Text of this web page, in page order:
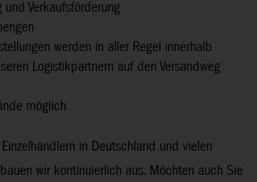
Verkaufsförderung
werden in aller Regel innerhalb
Logistikpartnern auf den Versandweg
möglich
in Deutschland und vielen
wir kontinuierlich aus. Möchten auch Sie